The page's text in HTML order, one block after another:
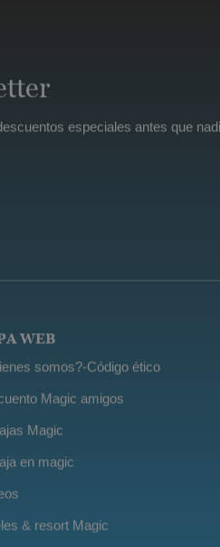
especiales antes que
WEB
somos?-Código ético
Magic amigos
Magic
en magic
& resort Magic